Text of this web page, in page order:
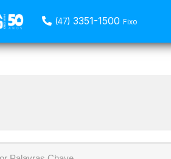
(47) 3351-1500 Fixo
pizzaria